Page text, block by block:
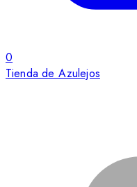
0
Tienda de Azulejos